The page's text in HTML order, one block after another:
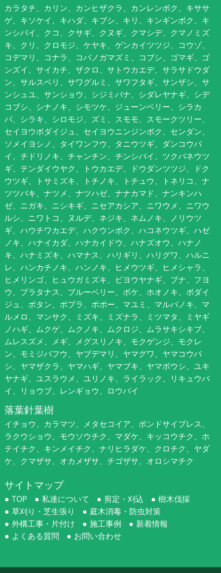
カラタチ、カリン、カンヒザクラ、カンレンボク、キササ
ゲ、キソケイ、キハダ、キブシ、キリ、キンギンボク、キ
ンシバイ、クコ、クサギ、クヌギ、クマシデ、クマノミズ
キ、クリ、クロモジ、ケヤキ、ゲンカイツツジ、コウゾ、
コデマリ、コナラ、コバノガマズミ、コブシ、ゴマギ、ゴ
ンズイ、サイカチ、ザクロ、サトウカエデ、サラサドウダ
ン、サルスベリ、サワグルミ、サワフタギ、サンザシ、サ
ンシュユ、サンショウ、シジミバナ、シダレヤナギ、シデ
コブシ、シナノキ、シモツケ、ジューンベリー、シラカ
バ、シラキ、シロモジ、ズミ、スモモ、スモークツリー、
セイヨウボダイジュ、セイヨウニンジンボク、センダン、
ソメイヨシノ、タイワンフウ、タニウツギ、ダンコウバ
イ、チドリノキ、チャンチン、チンシバイ、ツクバネウツ
ギ、テンダイウヤク、トウカエデ、ドウダンツツジ、ドク
ウツギ、トサミズキ、トチノキ、トチュウ、トネリコ、ナ
ツツバキ、ナツメ、ナツハゼ、ナナカマド、ナンキンハ
ゼ、ニガキ、ニシキギ、ニセアカシア、ニワウメ、ニワウ
ルシ、ニワトコ、ヌルデ、ネジキ、ネムノキ、ノリウツ
ギ、ハウチワカエデ、ハクウンボク、ハコネウツギ、ハゼ
ノキ、ハナイカダ、ハナカイドウ、ハナズオウ、ハナノ
キ、ハナミズキ、ハマナス、ハリギリ、ハリグワ、ハルニ
レ、ハンカチノキ、ハンノキ、ヒメウツギ、ヒメシャラ、
ヒメリンゴ、ヒュウガミズキ、ビヨウヤナギ、ブナ、フヨ
ウ、プラタナス、ブルーベリー、ボケ、ホオノキ、ボダイ
ジュ、ボタン、ポプラ、ポポー、マユミ、マルバノキ、マ
ルメロ、マンサク、ミズキ、ミズナラ、ミツマタ、ミヤギ
ノハギ、ムクゲ、ムクノキ、ムクロジ、ムラサキシキブ、
ムレスズメ、メギ、メグスリノキ、モクゲンジ、モクレ
ン、モミジバフウ、ヤブデマリ、ヤマグワ、ヤマコウバ
シ、ヤマザクラ、ヤマハギ、ヤマブキ、ヤマボウシ、ユキ
ヤナギ、ユスラウメ、ユリノキ、ライラック、リキュウバ
イ、リョウブ、レンギョウ、ロウバイ
落葉針葉樹
イチョウ、カラマツ、メタセコイア、ポンドサイプレス、
ラクウショウ、モウソウチク、マダケ、キッコウチク、ホ
テイチク、キンメイチク、ナリヒラダケ、クロチク、ヤダ
ケ、クマザサ、オカメザサ、チゴザサ、オロシマチク
サイトマップ
TOP 私達について 剪定・刈込
樹木伐採
草刈り・芝生張り
庭木消毒・防虫対策
外構工事・片付け
施工事例
新着情報
よくある質問
お問い合わせ